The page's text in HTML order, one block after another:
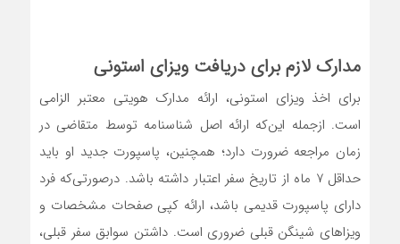
مدارک لازم برای دریافت ویزای استونی
برای اخذ ویزای استونی، ارائه مدارک هویتی معتبر الزامی
است. ازجمله این‌که ارائه اصل شناسنامه توسط متقاضی در
زمان مراجعه ضرورت دارد؛ همچنین، پاسپورت جدید او باید
حداقل ۷ ماه از تاریخ سفر اعتبار داشته باشد. درصورتی‌که فرد
دارای پاسپورت قدیمی باشد، ارائه کپی صفحات مشخصات و
ویزاهای شینگن قبلی ضروری است. داشتن سوابق سفر قبلی،